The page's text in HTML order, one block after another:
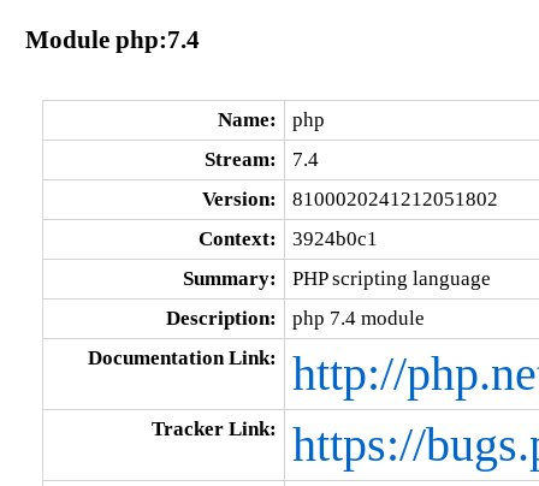
Module php:7.4
Name:
php
Stream:
7.4
Version:
8100020241212051802
Context:
3924b0c1
Summary:
PHP scripting language
Description:
php 7.4 module
Documentation Link:
http://
Tracker Link: https://